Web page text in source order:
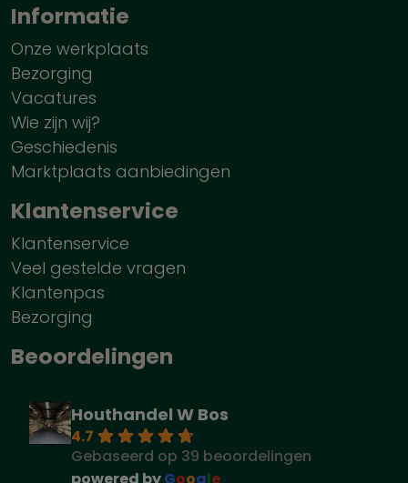
Informatie
Onze werkplaats
Bezorging
Vacatures
Wie zijn wij?
Geschiedenis
Marktplaats aanbiedingen
Klantenservice
Klantenservice
Veel gestelde vragen
Klantenpas
Bezorging
Beoordelingen
Houthandel W Bos
4.7
Gebaseerd op 39 beoordelingen